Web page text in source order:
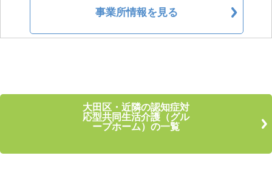
事業所情報を見る
大田区・近隣の認知症対
応型共同生活介護（グル
ープホーム）の一覧